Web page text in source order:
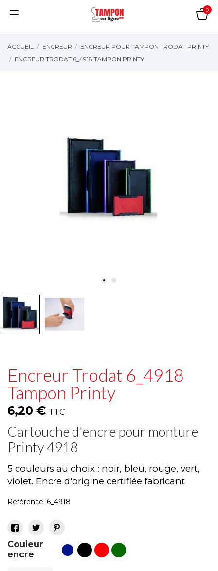
0
ACCUEIL ENCREUR
ENCREUR POUR TAMPON TRODAT PRINTY
ENCREUR TRODAT 6_4918 TAMPON PRINTY
Encreur Trodat 6_4918
Tampon Printy
6,20 € TTC
Cartouche d'encre pour monture
Printy 4918
5 couleurs au choix : noir, bleu, rouge, vert,
violet. Encre d'origine certifiée fabricant
Référence: 6_4918
Couleur
encre
bleunoir rougevert